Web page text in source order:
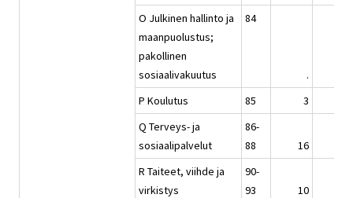
O Julkinen hallinto ja
maanpuolustus;
pakollinen
sosiaalivakuutus
84
.
P Koulutus
85 3
Q Terveys- ja
sosiaalipalvelut
86-
88
16
R Taiteet, viihde ja
virkistys
90-
93
10